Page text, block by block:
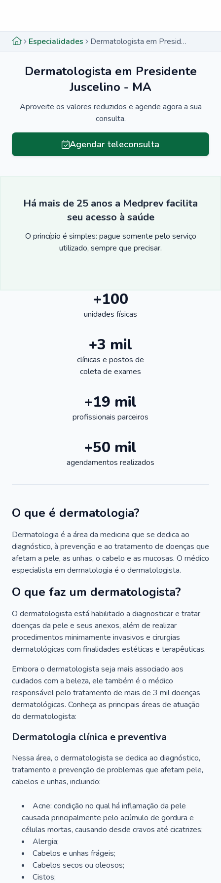
Especialidades Dermatologista em Presidente Juscelino - MA
Dermatologista em Presidente
Juscelino - MA
Aproveite os valores reduzidos e agende agora a sua
consulta.
Agendar teleconsulta
Há mais de 25 anos a Medprev facilita
seu acesso à saúde
O princípio é simples: pague somente pelo serviço
utilizado, sempre que precisar.
+100
unidades físicas
+3 mil
clínicas e postos de
coleta de exames
+19 mil
profissionais parceiros
+50 mil
agendamentos realizados
O que é dermatologia?
Dermatologia é a área da medicina que se dedica ao
diagnóstico, à prevenção e ao tratamento de doenças que
afetam a pele, as unhas, o cabelo e as mucosas. O médico
especialista em dermatologia é o dermatologista.
O que faz um dermatologista?
O dermatologista está habilitado a diagnosticar e tratar
doenças da pele e seus anexos, além de realizar
procedimentos minimamente invasivos e cirurgias
dermatológicas com finalidades estéticas e terapêuticas.
Embora o dermatologista seja mais associado aos
cuidados com a beleza, ele também é o médico
responsável pelo tratamento de mais de 3 mil doenças
dermatológicas. Conheça as principais áreas de atuação
do dermatologista:
Dermatologia clínica e preventiva
Nessa área, o dermatologista se dedica ao diagnóstico,
tratamento e prevenção de problemas que afetam pele,
cabelos e unhas, incluindo:
Acne: condição no qual há inflamação da pele
causada principalmente pelo acúmulo de gordura e
células mortas, causando desde cravos até cicatrizes;
Alergia;
Cabelos e unhas frágeis;
Cabelos secos ou oleosos;
Cistos;